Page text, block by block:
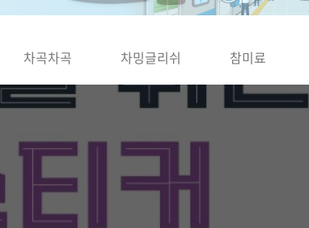
차곡차곡 차밍글리쉬 참미료